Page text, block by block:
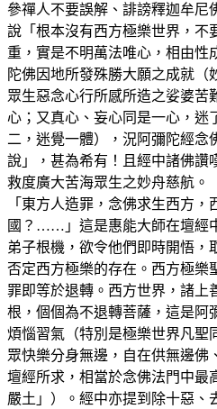
參禪人不要誤解、誹謗釋迦牟尼
說「根本沒有西方極樂世界，不
重，實是不明萬法唯心，相由性
陀佛因地所發殊勝大願之成就（
眾生惡念心行所感所造之娑婆苦
心；又真心、妄心同是一心，迷
二，迷覺一體），況阿彌陀經念
說」，甚為希有！且經中諸佛讚
救度廣大苦海眾生之妙舟慈航。
「東方人造罪，念佛求生西方
國？……」這是惠能大師在壇經
弟子根機，欲令他們即時開悟，
否定西方極樂的存在。西方極樂
罪即等於退轉。西方世界，諸上
根，個個為不退轉菩薩，這是阿
煩惱習氣（特別是極樂世界凡聖
眾快樂分身無邊，自在供無邊佛
壇經所求，相當於念佛法門中最
嚴土」）。經中亦提到除十惡、